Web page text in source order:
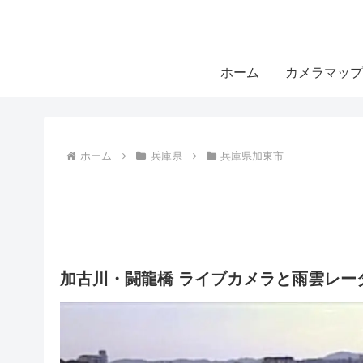
ホーム カメラマップ
ホーム 兵庫県 兵庫県加東市
加古川・闘龍橋 ライブカメラと雨雲レ